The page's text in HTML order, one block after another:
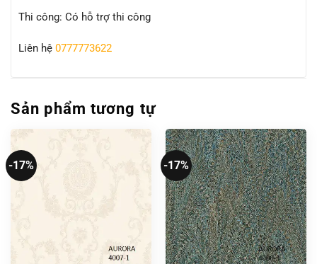
Thi công: Có hỗ trợ thi công
Liên hệ 0777773622
Sản phẩm tương tự
-17% -17%